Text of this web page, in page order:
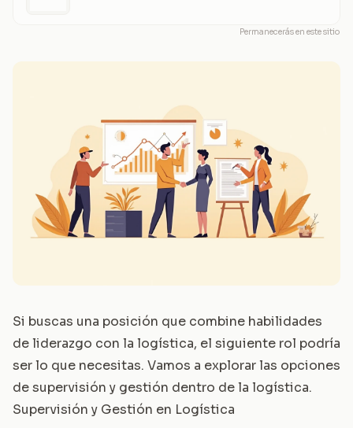
Permanecerás en este sitio
Si buscas una posición que combine habilidades
de liderazgo con la logística, el siguiente rol podría
ser lo que necesitas. Vamos a explorar las opciones
de supervisión y gestión dentro de la logística.
Supervisión y Gestión en Logística